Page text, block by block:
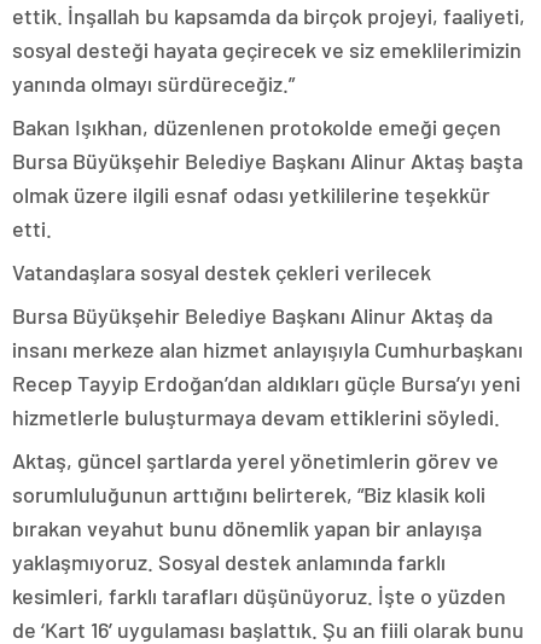
ettik. İnşallah bu kapsamda da birçok projeyi, faaliyeti,
sosyal desteği hayata geçirecek ve siz emeklilerimizin
yanında olmayı sürdüreceğiz.”
Bakan Işıkhan, düzenlenen protokolde emeği geçen
Bursa Büyükşehir Belediye Başkanı Alinur Aktaş başta
olmak üzere ilgili esnaf odası yetkililerine teşekkür
etti.
Vatandaşlara sosyal destek çekleri verilecek
Bursa Büyükşehir Belediye Başkanı Alinur Aktaş da
insanı merkeze alan hizmet anlayışıyla Cumhurbaşkanı
Recep Tayyip Erdoğan’dan aldıkları güçle Bursa’yı yeni
hizmetlerle buluşturmaya devam ettiklerini söyledi.
Aktaş, güncel şartlarda yerel yönetimlerin görev ve
sorumluluğunun arttığını belirterek, “Biz klasik koli
bırakan veyahut bunu dönemlik yapan bir anlayışa
yaklaşmıyoruz. Sosyal destek anlamında farklı
kesimleri, farklı tarafları düşünüyoruz. İşte o yüzden
de ‘Kart 16’ uygulaması başlattık. Şu an fiili olarak bunu